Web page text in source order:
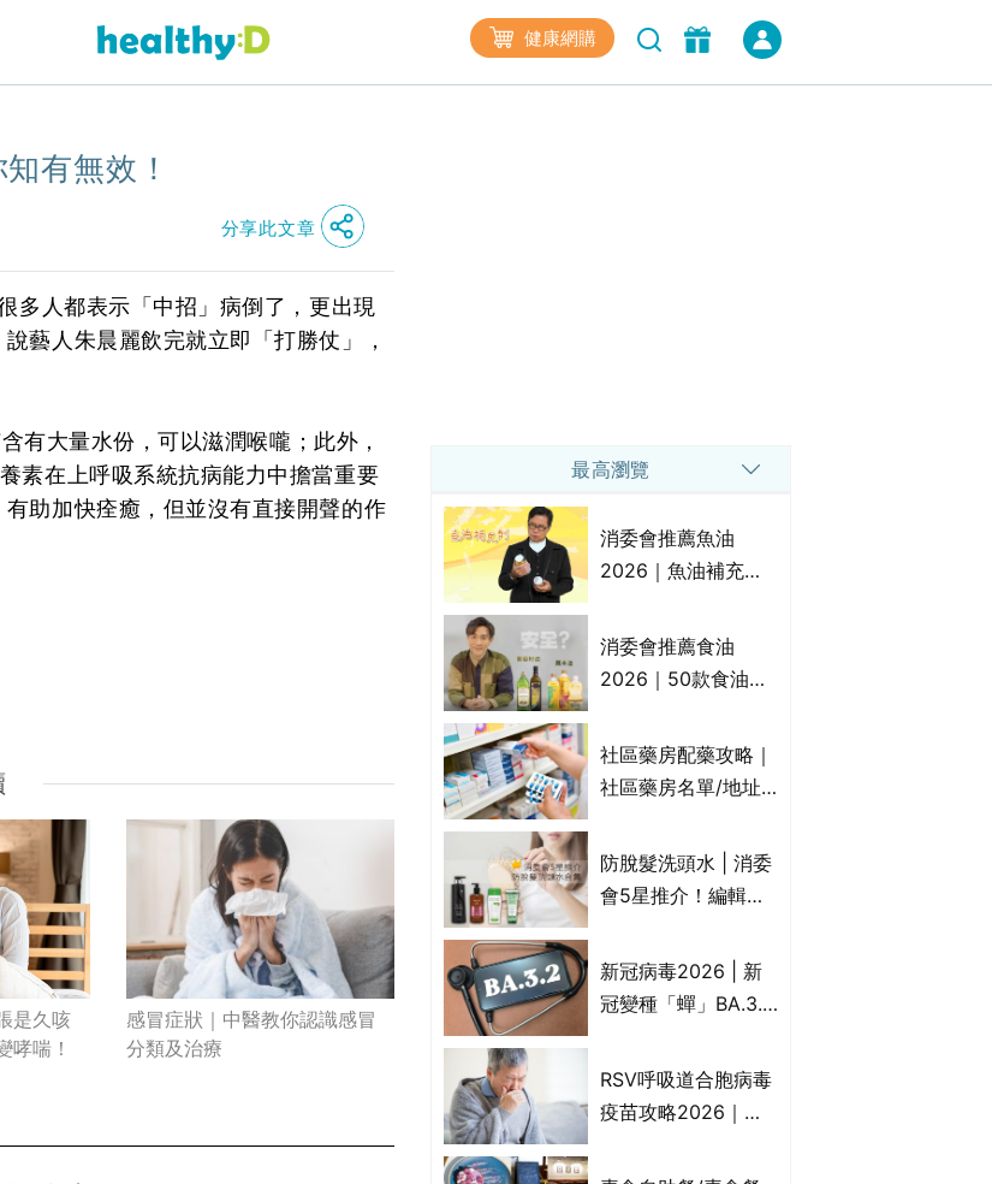
健康網購
有無效！
分享此文章
多人都表示「中招」病倒了，更出現
藝人朱晨麗飲完就立即「打勝仗」，
有大量水份，可以滋潤喉嚨；此外，
素在上呼吸系統抗病能力中擔當重要
助加快痊癒，但並沒有直接開聲的作
是久咳
哮喘！
感冒症狀｜中醫教你認識感冒
分類及治療
最高瀏覽
消委會推薦魚油
2026｜魚油補充劑
名單｜附1款國際魚
油標準5星認證 針對
消委會推薦食油
2026｜50款食油評
物｜21款健康煮食油
總評達5星滿分名單
花籽油/花生油等)
社區藥房配藥攻略｜
社區藥房名單/地址/
法一覽表｜社區藥房
是甚麼？可以申請藥
防脫髮洗頭水 | 消委
會5星推介！編輯加
比較：位元堂、呂、
PANTOGAR、純素
新冠病毒2026 | 新
冠變種「蟬」BA.3.2
播、風險與預防方法
一文睇
RSV呼吸道合胞病毒
疫苗攻略2026｜
高危？RSV疫苗價錢